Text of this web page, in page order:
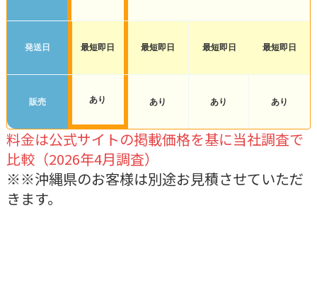
発送日 最短即日 最短即日 最短即日 最短即日
販売 あり あり あり あり
料金は公式サイトの掲載価格を基に当社調査で
比較（2026年4月調査）
※※沖縄県のお客様は別途お見積させていただ
きます。